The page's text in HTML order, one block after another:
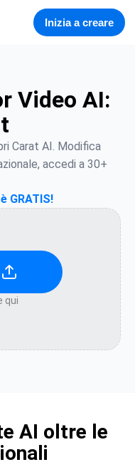
Inizia a creare
Video AI:
Carat AI. Modifica
accedi a 30+
GRATIS!
qui
AI oltre le